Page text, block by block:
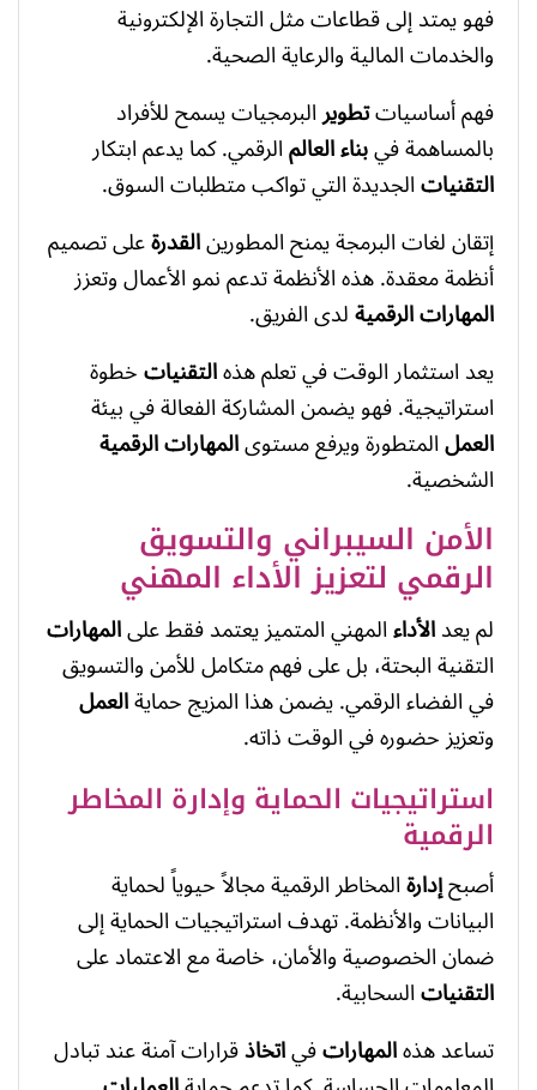
فهو يمتد إلى قطاعات مثل التجارة الإلكترونية
والخدمات المالية والرعاية الصحية.
فهم أساسياتتطويرالبرمجيات يسمح للأفراد
بالمساهمة فيبناءالعالمالرقمي. كما يدعم ابتكار
التقنياتالجديدة التي تواكب متطلبات السوق.
إتقان لغات البرمجة يمنح المطورينالقدرةعلى تصميم
أنظمة معقدة. هذه الأنظمة تدعم نمو الأعمال وتعزز
المهارات الرقميةلدى الفريق.
يعد استثمار الوقت في تعلم هذهالتقنياتخطوة
استراتيجية. فهو يضمن المشاركة الفعالة في بيئة
العملالمتطورة ويرفع مستوىالمهارات الرقمية
الشخصية.
الأمن السيبراني والتسويق
الرقمي لتعزيز الأداء المهني
لم يعدالأداءالمهني المتميز يعتمد فقط علىالمهارات
التقنية البحتة، بل على فهم متكامل للأمن والتسويق
في الفضاء الرقمي. يضمن هذا المزيج حمايةالعمل
وتعزيز حضوره في الوقت ذاته.
استراتيجيات الحماية وإدارة المخاطر
الرقمية
أصبحإدارةالمخاطر الرقمية مجالاً حيوياً لحماية
البيانات والأنظمة. تهدف استراتيجيات الحماية إلى
ضمان الخصوصية والأمان، خاصة مع الاعتماد على
التقنياتالسحابية.
تساعد هذهالمهاراتفياتخاذقرارات آمنة عند تبادل